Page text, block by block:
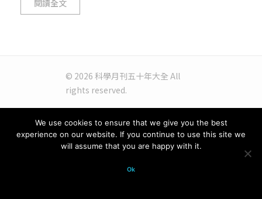
閱讀全文
© 2026 科學月刊五十年大全 All
rights reserved.
We use cookies to ensure that we give you the best
experience on our website. If you continue to use this site we
will assume that you are happy with it.
Ok